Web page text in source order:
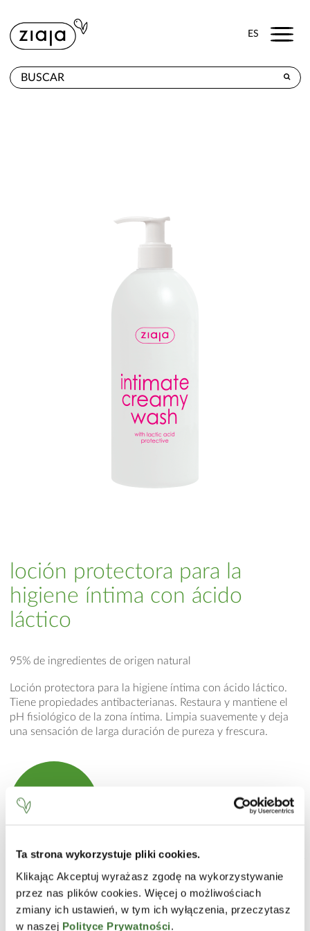
Ta strona wykorzystuje pliki cookies.
Klikając Akceptuj wyrażasz zgodę na wykorzystywanie
przez nas plików cookies. Więcej o możliwościach
zmiany ich ustawień, w tym ich wyłączenia, przeczytasz
w naszej Polityce Prywatności.
ES Menu
loción protectora para la
higiene íntima con ácido
láctico
95% de ingredientes de origen natural
Loción protectora para la higiene íntima con ácido láctico.
Tiene propiedades antibacterianas. Restaura y mantiene el
pH fisiológico de la zona íntima. Limpia suavemente y deja
una sensación de larga duración de pureza y frescura.
Consíguelo
en la tienda online
MODO DE EMPLEO
Para la limpieza utilice una pequeña cantidad de loción.
Aclare bien.